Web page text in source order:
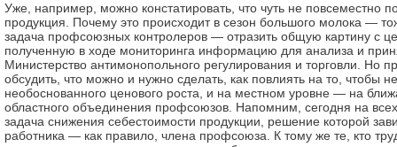
Уже, например, можно констатировать, что чуть не повсеместно
продукция. Почему это происходит в сезон большого молока —
задача профсоюзных контролеров — отра­зить общую картину с
полученную в ходе мониторинга информацию для анализа и
Министерство антимонопольного регулирования и торговли. Но
обсудить, что можно и нужно сделать, как повлиять на то, чтобы
необоснованного ценового роста, и на местном уровне — на
областного объединения профсоюзов. Напомним, сегодня на
задача снижения себестоимости продукции, решение которой
работника — как правило, члена профсоюза. К тому же те, кто